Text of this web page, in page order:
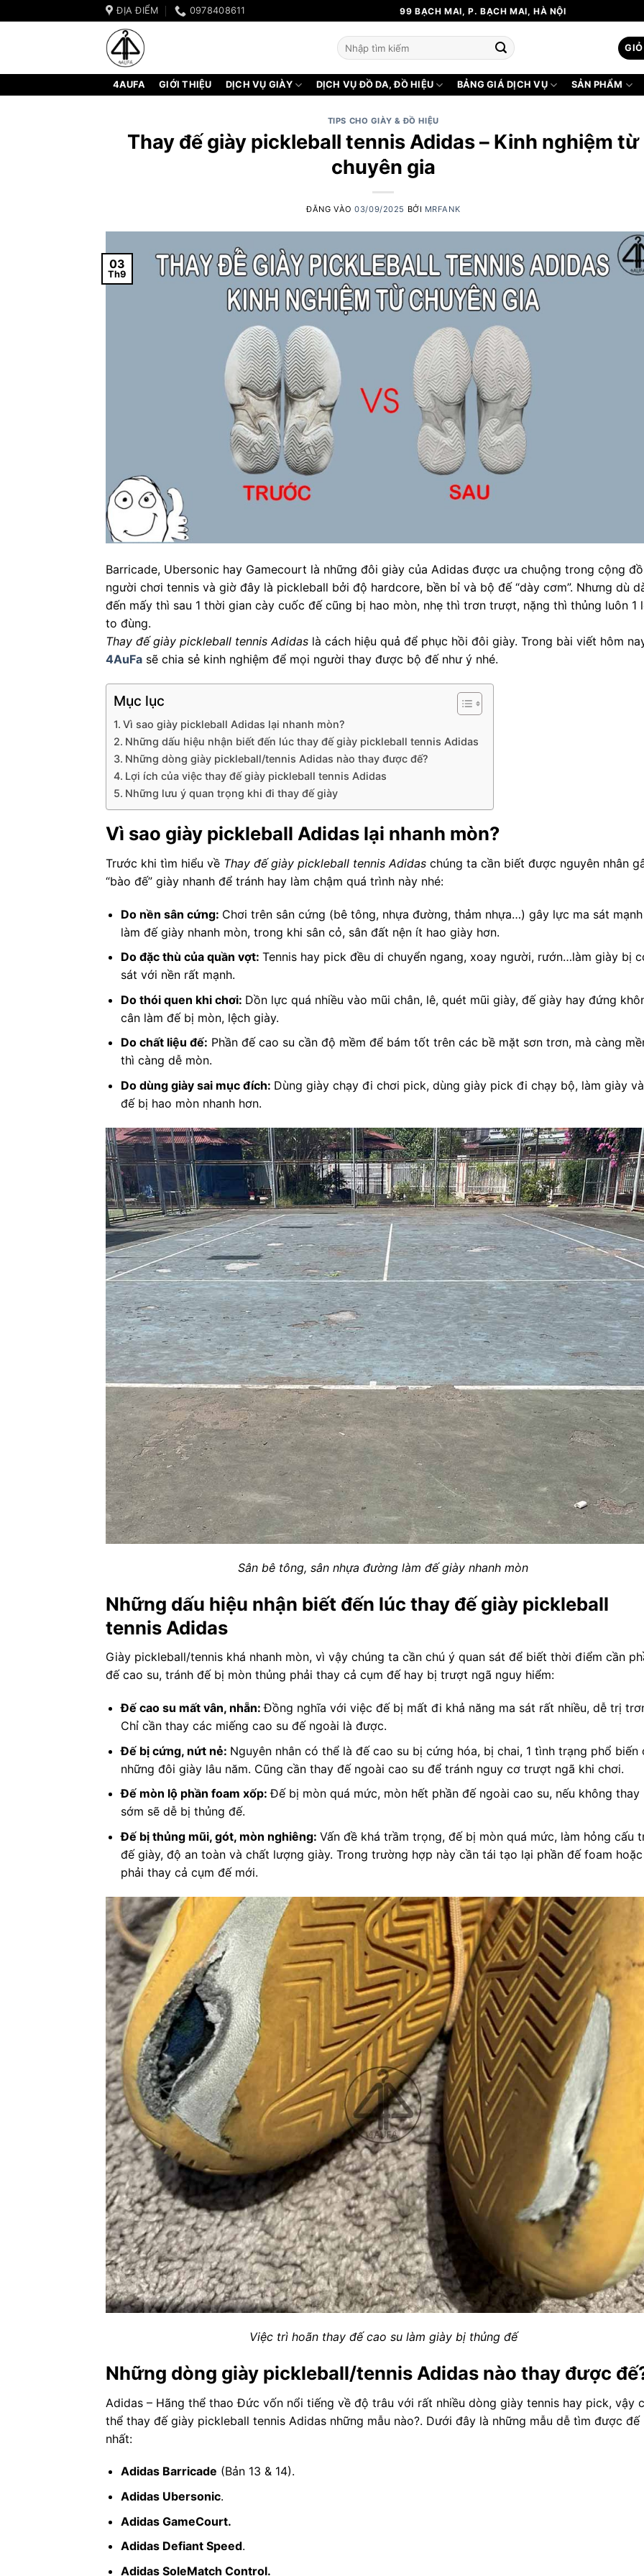
qua
ĐỊA ĐIỂM 0978408611 99 BẠCH MAI, P. BẠCH MAI, HÀ NỘI
Tìm
kiếm:
4AUFA GIỚI THIỆU DỊCH VỤ GIÀY DỊCH VỤ ĐỒ DA, ĐỒ HIỆU BẢNG GIÁ DỊCH VỤ SẢN PHẨM
TIPS CHO GIÀY & ĐỒ HIỆU
Thay đế giày pickleball tennis Adidas – Kinh nghiệm từ
chuyên gia
ĐĂNG VÀO03/09/2025 BỞI MRFANK
03
Th9
Barricade, Ubersonic hay Gamecourt là những đôi giày của Adidas được ưa chuộng trong cộng
người chơi tennis và giờ đây là pickleball bởi độ hardcore, bền bỉ và bộ đế “dày cơm”. Nhưng dù
đến mấy thì sau 1 thời gian cày cuốc đế cũng bị hao mòn, nhẹ thì trơn trượt, nặng thì thủng luôn 1
to đùng.
Thay đế giày pickleball tennis Adidas là cách hiệu quả để phục hồi đôi giày. Trong bài viết hôm
4AuFa sẽ chia sẻ kinh nghiệm để mọi người thay được bộ đế như ý nhé.
Mục lục
Vì sao giày pickleball Adidas lại nhanh mòn?
Những dấu hiệu nhận biết đến lúc thay đế giày pickleball tennis Adidas
Những dòng giày pickleball/tennis Adidas nào thay được đế?
Lợi ích của việc thay đế giày pickleball tennis Adidas
Những lưu ý quan trọng khi đi thay đế giày
Vì sao giày pickleball Adidas lại nhanh mòn?
Trước khi tìm hiểu về Thay đế giày pickleball tennis Adidas chúng ta cần biết được nguyên nhân
“bào đế” giày nhanh để tránh hay làm chậm quá trình này nhé:
Do nền sân cứng: Chơi trên sân cứng (bê tông, nhựa đường, thảm nhựa…) gây lực ma sát mạnh
làm đế giày nhanh mòn, trong khi sân cỏ, sân đất nện ít hao giày hơn.
Do đặc thù của quần vợt: Tennis hay pick đều di chuyển ngang, xoay người, rướn…làm giày bị
sát với nền rất mạnh.
Do thói quen khi chơi: Dồn lực quá nhiều vào mũi chân, lê, quét mũi giày, đế giày hay đứng
cân làm đế bị mòn, lệch giày.
Do chất liệu đế: Phần đế cao su cần độ mềm để bám tốt trên các bề mặt sơn trơn, mà càng
thì càng dễ mòn.
Do dùng giày sai mục đích: Dùng giày chạy đi chơi pick, dùng giày pick đi chạy bộ, làm giày và
đế bị hao mòn nhanh hơn.
Sân bê tông, sân nhựa đường làm đế giày nhanh mòn
Những dấu hiệu nhận biết đến lúc thay đế giày pickleball
tennis Adidas
Giày pickleball/tennis khá nhanh mòn, vì vậy chúng ta cần chú ý quan sát để biết thời điểm cần
đế cao su, tránh đế bị mòn thủng phải thay cả cụm đế hay bị trượt ngã nguy hiểm:
Đế cao su mất vân, nhẵn:Đồng nghĩa với việc đế bị mất đi khả năng ma sát rất nhiều, dễ trị
Chỉ cần thay các miếng cao su đế ngoài là được.
Đế bị cứng, nứt nẻ: Nguyên nhân có thể là đế cao su bị cứng hóa, bị chai, 1 tình trạng phổ biến
những đôi giày lâu năm. Cũng cần thay đế ngoài cao su để tránh nguy cơ trượt ngã khi chơi.
Đế mòn lộ phần foam xốp:Đế bị mòn quá mức, mòn hết phần đế ngoài cao su, nếu không thay
sớm sẽ dễ bị thủng đế.
Đế bị thủng mũi, gót, mòn nghiêng: Vấn đề khá trầm trọng, đế bị mòn quá mức, làm hỏng cấu
đế giày, độ an toàn và chất lượng giày. Trong trường hợp này cần tái tạo lại phần đế foam hoặc
phải thay cả cụm đế mới.
Việc trì hoãn thay đế cao su làm giày bị thủng đế
Những dòng giày pickleball/tennis Adidas nào thay được
Adidas – Hãng thể thao Đức vốn nổi tiếng về độ trâu với rất nhiều dòng giày tennis hay pick, vậy
thể thay đế giày pickleball tennis Adidas những mẫu nào?. Dưới đây là những mẫu dễ tìm được đế
nhất:
Adidas Barricade (Bản 13 & 14).
Adidas Ubersonic.
Adidas GameCourt.
Adidas Defiant Speed.
Adidas SoleMatch Control.